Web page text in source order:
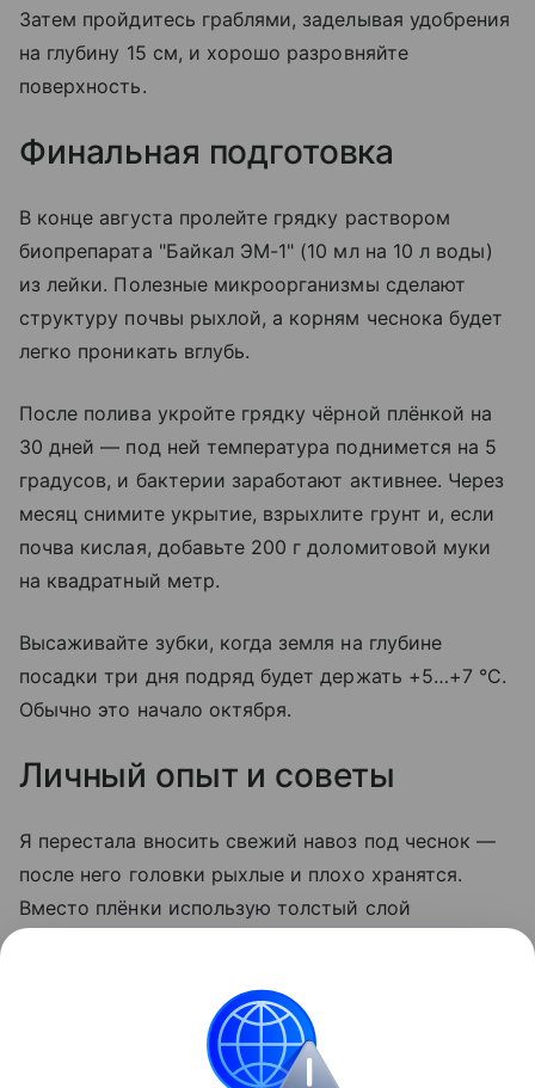
Затем пройдитесь граблями, заделывая удобрения
на глубину 15 см, и хорошо разровняйте
поверхность.
Финальная подготовка
В конце августа пролейте грядку раствором
биопрепарата "Байкал ЭМ-1" (10 мл на 10 л воды)
из лейки. Полезные микроорганизмы сделают
структуру почвы рыхлой, а корням чеснока будет
легко проникать вглубь.
После полива укройте грядку чёрной плёнкой на
30 дней — под ней температура поднимется на 5
градусов, и бактерии заработают активнее. Через
месяц снимите укрытие, взрыхлите грунт и, если
почва кислая, добавьте 200 г доломитовой муки
на квадратный метр.
Высаживайте зубки, когда земля на глубине
посадки три дня подряд будет держать +5…+7 °C.
Обычно это начало октября.
Личный опыт и советы
Я перестала вносить свежий навоз под чеснок —
после него головки рыхлые и плохо хранятся.
Вместо плёнки использую толстый слой
лакмусовой бумажкой — на кислых грядках
чеснок болеет даже при хорошем уходе.